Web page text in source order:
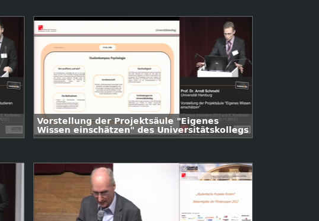
Vorstellung der Projektsäule "Eigenes
Wissen einschätzen" des Universitätskollegs